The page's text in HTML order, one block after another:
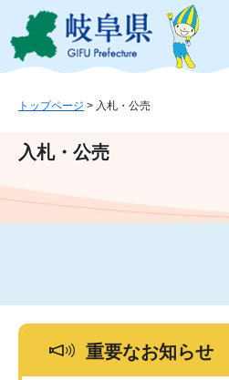
ジ
ュ
文
このページの
トップページ > 入札・公売
入札・公売
重要なお知らせ